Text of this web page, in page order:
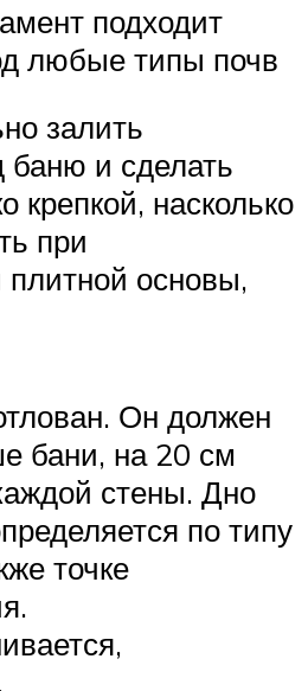
подходит
любые типы почв
залить
и сделать
крепкой, насколько
при
плитной основы,
Он должен
бани, на 20 см
стены. Дно
по типу
точке